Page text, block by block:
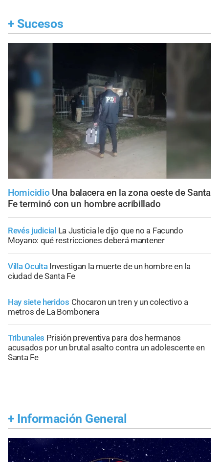
+ Sucesos
Homicidio Una balacera en la zona oeste de Santa
Fe terminó con un hombre acribillado
Revés judicial La Justicia le dijo que no a Facundo
Moyano: qué restricciones deberá mantener
Villa Oculta Investigan la muerte de un hombre en la
ciudad de Santa Fe
Hay siete heridos Chocaron un tren y un colectivo a
metros de La Bombonera
Tribunales Prisión preventiva para dos hermanos
acusados por un brutal asalto contra un adolescente en
Santa Fe
+ Información General